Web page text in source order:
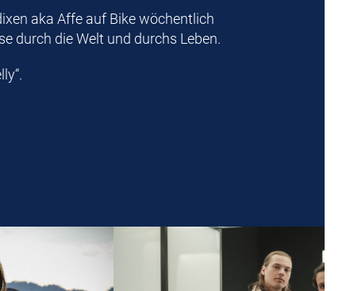
aka Affe auf Bikewöchentlich
durch die Welt und durchs Leben.